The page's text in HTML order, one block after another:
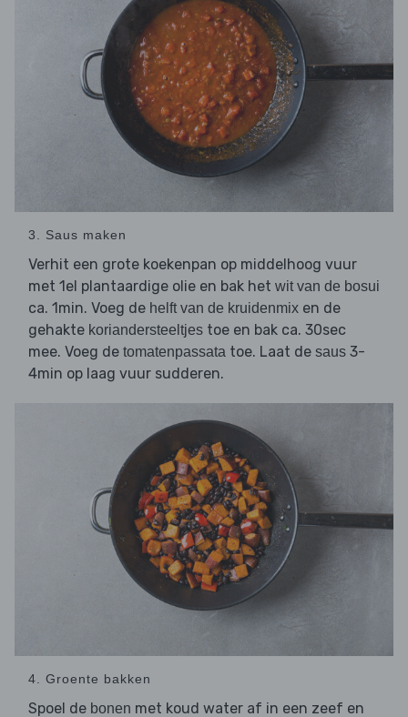
3. Saus maken
Verhit een grote koekenpan op middelhoog vuur
met 1el plantaardige olie en bak het wit van de bosui
ca. 1min. Voeg de helft van de kruidenmix en de
gehakte koriandersteeltjes toe en bak ca. 30sec
mee. Voeg de tomatenpassata toe. Laat de saus 3-
4min op laag vuur sudderen.
4. Groente bakken
Spoel de bonen met koud water af in een zeef en